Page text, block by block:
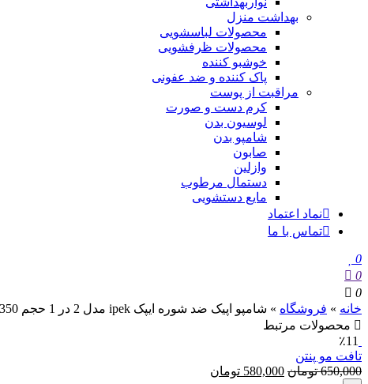
بهداشت منزل
محصولات لباسشویی
محصولات ظرفشویی
خوشبو کننده
پاک کننده و ضد عفونی
مراقبت از پوست
کرم دست و صورت
لوسیون بدن
شامپو بدن
صابون
وازلین
دستمال مرطوب
مایع دستشویی
نماد اعتماد
تماس با ما
0
0
0
خانه » فروشگاه » شامپو اپیک ضد شوره ایپک ipek مدل 2 در 1 حجم 350 میل
محصولات مرتبط
٪11
تافت مو پنتن
650,000 تومان 580,000 تومان